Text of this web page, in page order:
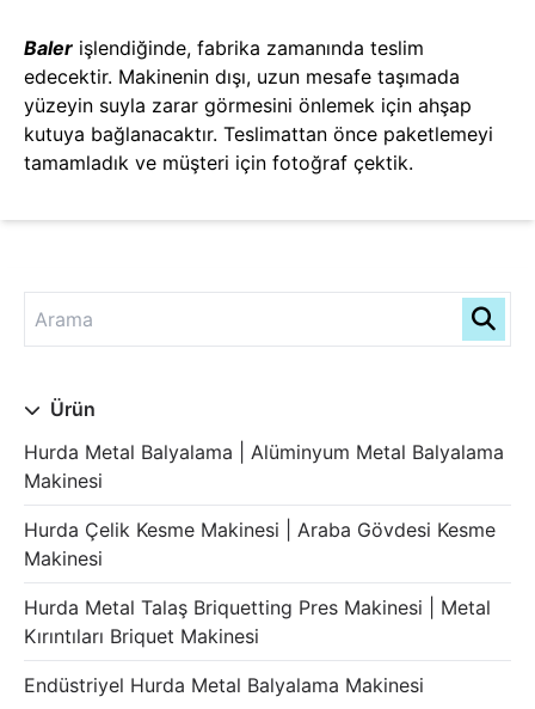
Ürün
Hurda Metal Balyalama | Alüminyum Metal Balyalama
Makinesi
Hurda Çelik Kesme Makinesi | Araba Gövdesi Kesme
Makinesi
Hurda Metal Talaş Briquetting Pres Makinesi | Metal
Kırıntıları Briquet Makinesi
Endüstriyel Hurda Metal Balyalama Makinesi
Baler işlendiğinde, fabrika zamanında teslim
edecektir. Makinenin dışı, uzun mesafe taşımada
yüzeyin suyla zarar görmesini önlemek için ahşap
kutuya bağlanacaktır. Teslimattan önce paketlemeyi
tamamladık ve müşteri için fotoğraf çektik.